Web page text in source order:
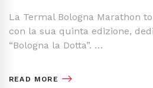
La Termal Bologna Marathon
con la sua quinta edizione,
“Bologna la Dotta”. …
READ MORE